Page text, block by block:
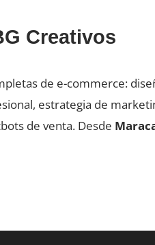
Creativos
de e-commerce:
estrategia de
de venta. Desde